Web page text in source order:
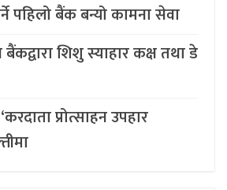
पहिलो बैंक बन्यो कामना सेवा
शिशु स्याहार कक्ष तथा डे
प्रोत्साहन उपहार